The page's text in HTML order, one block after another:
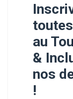
au
&
nos
!